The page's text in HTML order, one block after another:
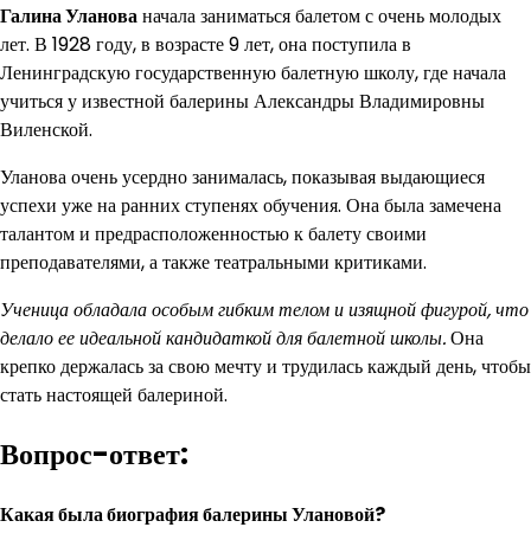
Галина Уланованачала заниматься балетом с очень молодых
лет. В 1928 году, в возрасте 9 лет, она поступила в
Ленинградскую государственную балетную школу, где начала
учиться у известной балерины Александры Владимировны
Виленской.
Уланова очень усердно занималась, показывая выдающиеся
успехи уже на ранних ступенях обучения. Она была замечена
талантом и предрасположенностью к балету своими
преподавателями, а также театральными критиками.
Ученица обладала особым гибким телом и изящной фигурой, что
делало ее идеальной кандидаткой для балетной школы.Она
крепко держалась за свою мечту и трудилась каждый день, чтобы
стать настоящей балериной.
Вопрос-ответ:
Какая была биография балерины Улановой?